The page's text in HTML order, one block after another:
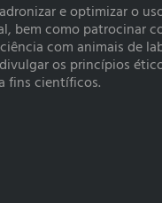
e optimizar o
bem como patrocinar
com animais de
os princípios
fins científicos.